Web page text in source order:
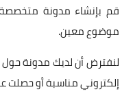
قم بإنشاء مدونة
موضوع معين.
لنفترض أن لديك مدونة حول
إلكتروني مناسبة أو حصلت